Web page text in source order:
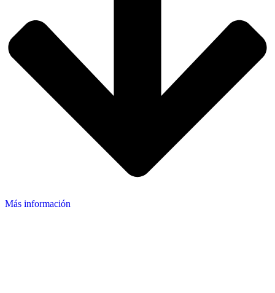
Más información